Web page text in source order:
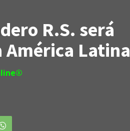
R.S. será
Latina